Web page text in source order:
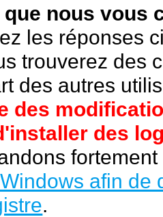
que nous vous
les réponses
trouverez des
des autres
des
des
afin de
.